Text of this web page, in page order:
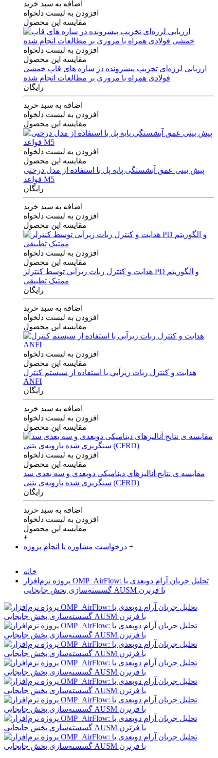
اضافه به سبد خرید
افزودن به لیست دلخواه
مقایسه این محصول
افزودن به لیست دلخواه
مقایسه این محصول
ارزیابی لرزه‌ای تخریب پیشرونده در سازه های قاب خمشی
فولادی همراه با مروری بر مطالعات انجام شده
رایگان
اضافه به سبد خرید
افزودن به لیست دلخواه
مقایسه این محصول
افزودن به لیست دلخواه
مقایسه این محصول
پیش بینی عمق آبشستگی پایه پل با استفاده از مدل درختی
قواعد M5
رایگان
اضافه به سبد خرید
افزودن به لیست دلخواه
مقایسه این محصول
افزودن به لیست دلخواه
مقایسه این محصول
هدایت و کنترل ربات زیرآبی توسط کنترلر PD و الگوریتم
ممتیک تطبیقی
رایگان
اضافه به سبد خرید
افزودن به لیست دلخواه
مقایسه این محصول
افزودن به لیست دلخواه
مقایسه این محصول
هدايت و كنترل ربات زيرآبي با استفاده از سيستم كنترل
ANFI
رایگان
اضافه به سبد خرید
افزودن به لیست دلخواه
مقایسه این محصول
افزودن به لیست دلخواه
مقایسه این محصول
مقایسه ی‌ نتایج آنالیزهای‌ دینامیکی‌ دوبعدی‌ و‌ سه بعدی‌ سد
سنگریزی‌ شده با‌رویه‌ی‌ بتنی‌ (CFRD)
رایگان
اضافه به سبد خرید
افزودن به لیست دلخواه
مقایسه این محصول
+
درخواست مشاوره یا انجام پروژه +
خانه
پروژه نرم‌افزار OMP_AirFlow: تحلیل جریان آرام دوبعدی با
گسسته‌سازی بخش جابجایی AUSM با فرترن